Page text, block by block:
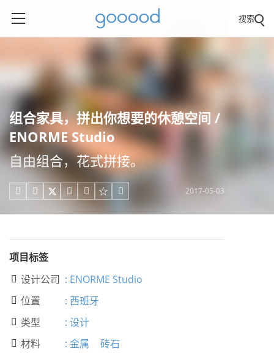
搜索
组合家具，拼出你想要的休憩空间 /
ENORME Studio
自由组合，花式拼接。
     2017-05-03
项目标签
 设计公司 : ENORME Studio
 位置 : 西班牙
 类型 : 设计
 材料 : 金属 砖石